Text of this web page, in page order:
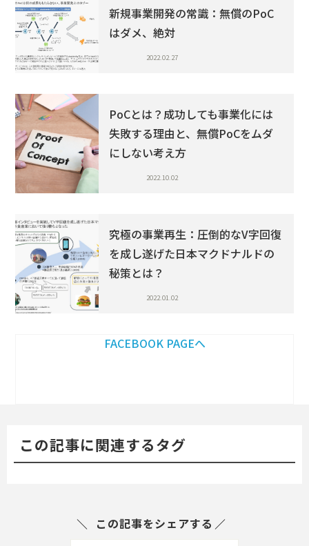
新規事業開発の常識：無償のPoC
はダメ、絶対
2022.02.27
PoCとは？成功しても事業化には
失敗する理由と、無償PoCをムダ
にしない考え方
2022.10.02
究極の事業再生：圧倒的なV字回復
を成し遂げた日本マクドナルドの
秘策とは？
2022.01.02
FACEBOOK PAGEへ
この記事に関連するタグ
この記事をシェアする